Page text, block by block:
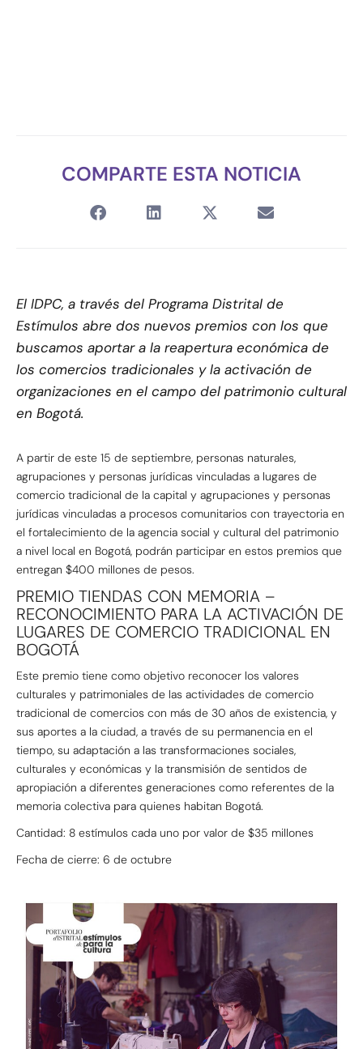
COMPARTE ESTA NOTICIA
El IDPC, a través del Programa Distrital de
Estímulos abre dos nuevos premios con los que
buscamos aportar a la reapertura económica de
los comercios tradicionales y la activación de
organizaciones en el campo del patrimonio cultural
en Bogotá.
A partir de este 15 de septiembre, personas naturales,
agrupaciones y personas jurídicas vinculadas a lugares de
comercio tradicional de la capital y agrupaciones y personas
jurídicas vinculadas a procesos comunitarios con trayectoria en
el fortalecimiento de la agencia social y cultural del patrimonio
a nivel local en Bogotá, podrán participar en estos premios que
entregan $400 millones de pesos.
PREMIO TIENDAS CON MEMORIA –
RECONOCIMIENTO PARA LA ACTIVACIÓN DE
LUGARES DE COMERCIO TRADICIONAL EN
BOGOTÁ
Este premio tiene como objetivo reconocer los valores
culturales y patrimoniales de las actividades de comercio
tradicional de comercios con más de 30 años de existencia, y
sus aportes a la ciudad, a través de su permanencia en el
tiempo, su adaptación a las transformaciones sociales,
culturales y económicas y la transmisión de sentidos de
apropiación a diferentes generaciones como referentes de la
memoria colectiva para quienes habitan Bogotá.
Cantidad: 8 estímulos cada uno por valor de $35 millones
Fecha de cierre: 6 de octubre